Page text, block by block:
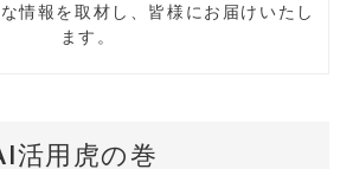
情報を取材し、皆様にお届けいたし
ます。
活用虎の巻